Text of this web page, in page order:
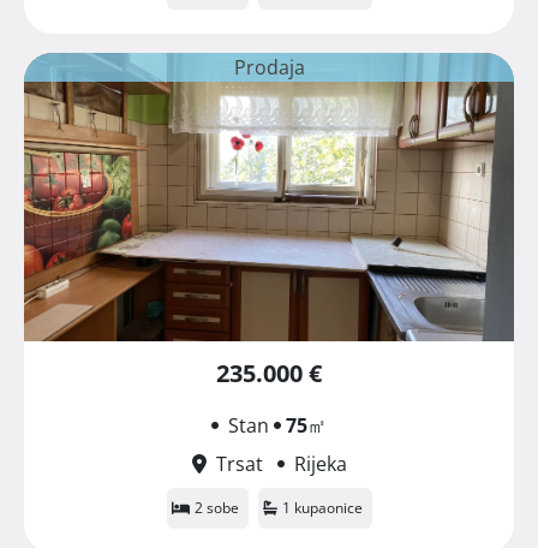
Prodaja
235.000 €
Stan 75㎡
Trsat
Rijeka
2 sobe 1 kupaonice